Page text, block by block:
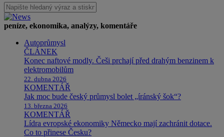
peníze, ekonomika, analýzy, komentáře
Autoprůmysl
ČLÁNEK
Konec naftové modly. Češi prchají před drahým benzinem k
elektromobilům
22. dubna 2026
KOMENTÁŘ
Jak moc bude český průmysl bolet „íránský šok“?
13. března 2026
KOMENTÁŘ
Lídra evropské ekonomiky Německo mají zachránit dotace.
Co to přinese Česku?